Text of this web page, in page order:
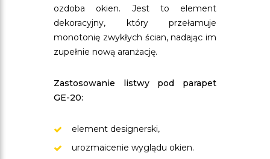
ozdoba okien. Jest to element
dekoracyjny, który przełamuje
monotonię zwykłych ścian, nadając im
zupełnie nową aranżację.
Zastosowanie listwy pod parapet
GE-20:
element designerski,
urozmaicenie wyglądu okien.